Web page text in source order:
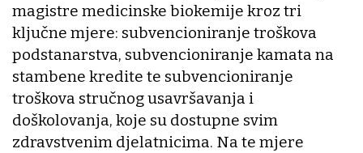
magistre medicinske biokemije kroz tri
ključne mjere: subvencioniranje troškova
podstanarstva, subvencioniranje kamata na
stambene kredite te subvencioniranje
troškova stručnog usavršavanja i
doškolovanja, koje su dostupne svim
zdravstvenim djelatnicima. Na te mjere